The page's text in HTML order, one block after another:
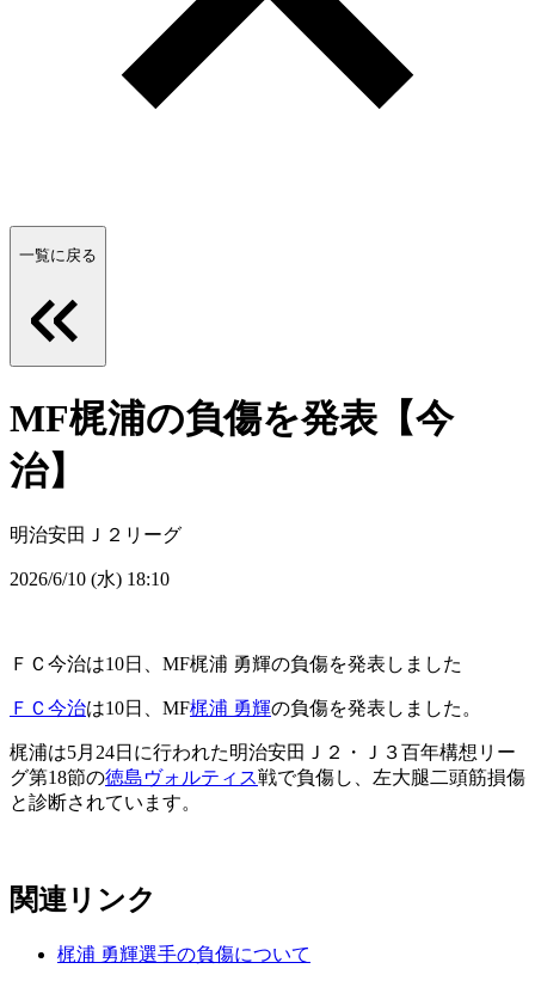
一覧に戻る
MF梶浦の負傷を発表【今
治】
明治安田Ｊ２リーグ
2026/6/10 (水) 18:10
ＦＣ今治は10日、MF梶浦 勇輝の負傷を発表しました
ＦＣ今治は10日、MF梶浦 勇輝の負傷を発表しました。
梶浦は5月24日に行われた明治安田Ｊ２・Ｊ３百年構想リー
グ第18節の徳島ヴォルティス戦で負傷し、左大腿二頭筋損傷
と診断されています。
関連リンク
梶浦 勇輝選手の負傷について